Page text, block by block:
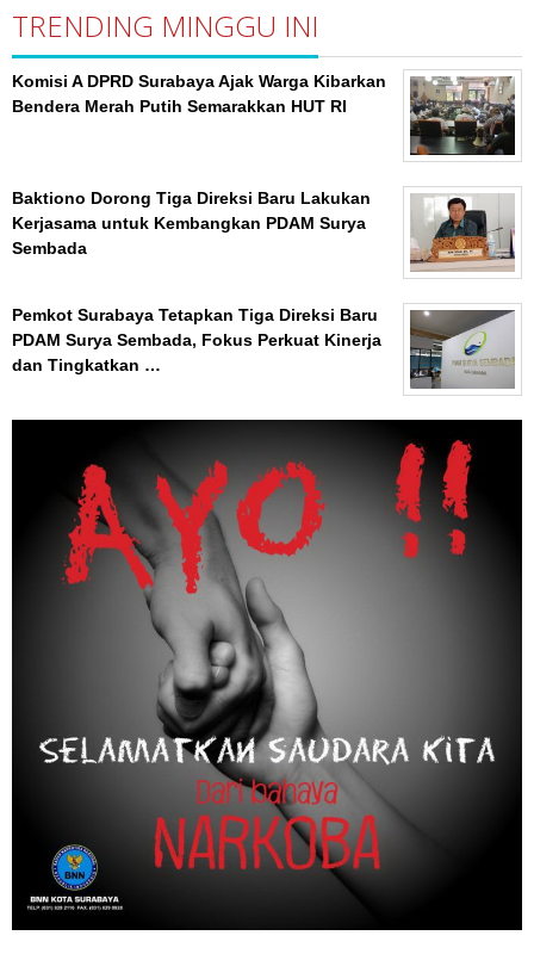
TRENDING MINGGU INI
Komisi A DPRD Surabaya Ajak Warga Kibarkan
Bendera Merah Putih Semarakkan HUT RI
Baktiono Dorong Tiga Direksi Baru Lakukan
Kerjasama untuk Kembangkan PDAM Surya
Sembada
Pemkot Surabaya Tetapkan Tiga Direksi Baru
PDAM Surya Sembada, Fokus Perkuat Kinerja
dan Tingkatkan …